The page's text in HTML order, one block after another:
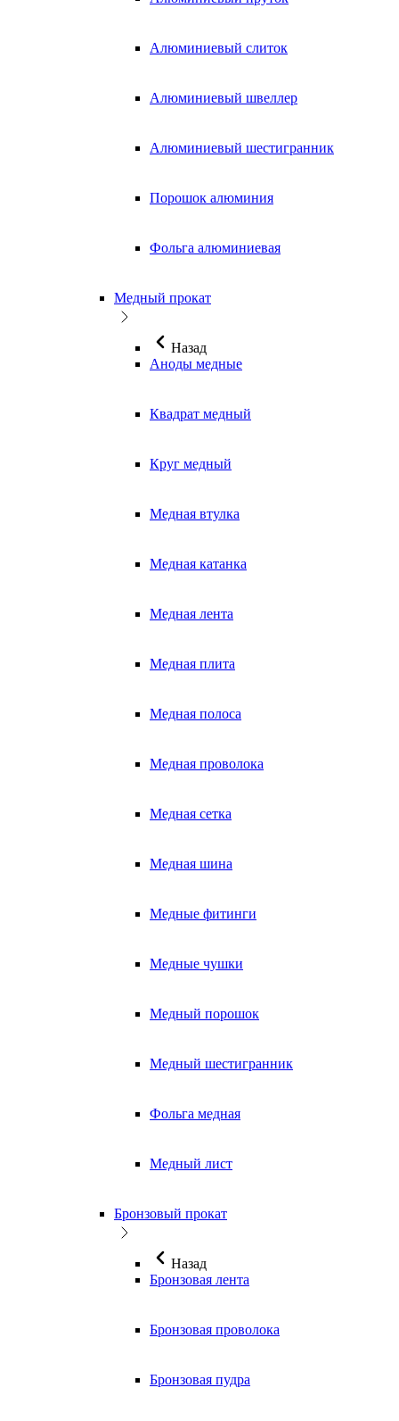
Алюминиевый слиток
Алюминиевый швеллер
Алюминиевый шестигранник
Порошок алюминия
Фольга алюминиевая
Медный прокат
Назад
Аноды медные
Квадрат медный
Круг медный
Медная втулка
Медная катанка
Медная лента
Медная плита
Медная полоса
Медная проволока
Медная сетка
Медная шина
Медные фитинги
Медные чушки
Медный порошок
Медный шестигранник
Фольга медная
Медный лист
Бронзовый прокат
Назад
Бронзовая лента
Бронзовая проволока
Бронзовая пудра